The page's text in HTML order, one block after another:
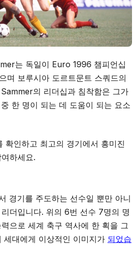
는 독일이 Euro 1996 챔피언십
며 보루시아 도르트문트 스쿼드의
의 리더십과 침착함은 그가
한 명이 되는 데 도움이 되는 요소
확인하고 최고의 경기에서 흥미진
하세요.
경기를 주도하는 선수일 뿐만 아니
더입니다. 위의 6번 선수 7명의 명
으로 세계 축구 역사에 한 획을 그
세대에게 이상적인 이미지가 되었습